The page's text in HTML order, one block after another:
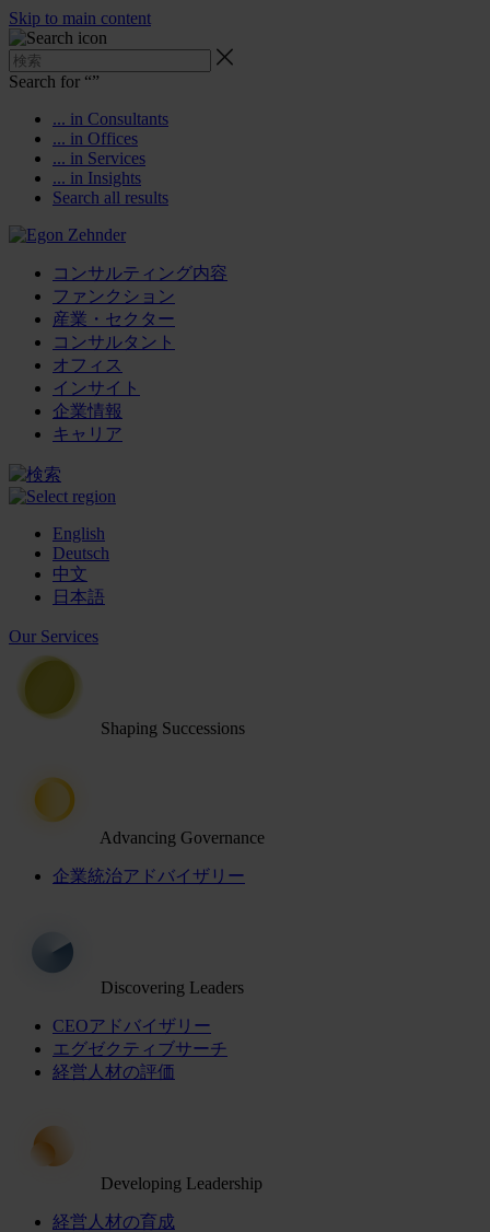
Skip to main content
Search for “”
... in Consultants
... in Offices
... in Services
... in Insights
Search all results
コンサルティング内容
ファンクション
産業・セクター
コンサルタント
オフィス
インサイト
企業情報
キャリア
English
Deutsch
中文
日本語
Our Services
Shaping Successions
Advancing Governance
企業統治アドバイザリー
Discovering Leaders
CEOアドバイザリー
エグゼクティブサーチ
経営人材の評価
Developing Leadership
経営人材の育成